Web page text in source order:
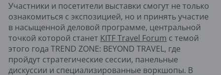
Участники и посетители выставки смогут не только
ознакомиться с экспозицией, но и принять участие
в насыщенной деловой программе, центральной
точкой которой станет KITF Travel Forum c темой
этого года TREND ZONE: BEYOND TRAVEL, где
пройдут стратегические сессии, панельные
дискуссии и специализированные воркшопы. В